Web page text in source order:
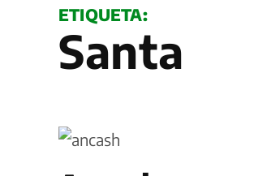
ETIQUETA:
Santa